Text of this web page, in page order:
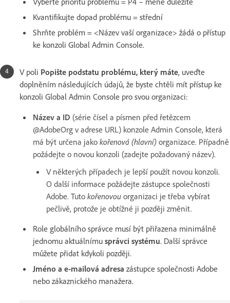
Kvantifikujte dopad problému = střední
Shrňte problém = <Název vaší organizace> žádá o přístup
ke konzoli Global Admin Console.
V poli Popište podstatu problému, který máte, uveďte
doplněním následujících údajů, že byste chtěli mít přístup ke
konzoli Global Admin Console pro svou organizaci:
Název a ID (série čísel a písmen před řetězcem
@AdobeOrg v adrese URL) konzole Admin Console, která
má být určena jako kořenová (hlavní) organizace. Případně
požádejte o novou konzoli (zadejte požadovaný název).
V některých případech je lepší použít novou konzoli.
O další informace požádejte zástupce společnosti
Adobe. Tuto kořenovou organizaci je třeba vybírat
pečlivě, protože je obtížné ji později změnit.
Role globálního správce musí být přiřazena minimálně
jednomu aktuálnímu správci systému. Další správce
můžete přidat kdykoli později.
Jméno a e-mailová adresa zástupce společnosti Adobe
nebo zákaznického manažera.